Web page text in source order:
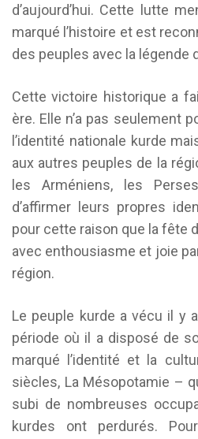
d’aujourd’hui. Cette lutte
marqué l’histoire et est
des peuples avec la légende
Cette victoire historique a
ère. Elle n’a pas seulement
l’identité nationale kurde
aux autres peuples de la
les Arméniens, les
d’affirmer leurs propres
pour cette raison que la fête
avec enthousiasme et joie
région.
Le peuple kurde a vécu il y
période où il a disposé de
marqué l’identité et la
siècles, La Mésopotamie –
subi de nombreuses
kurdes ont perdurés.